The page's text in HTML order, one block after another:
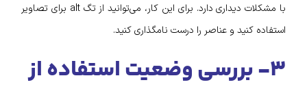
با مشکلات دیداری دارد. برای این کار، می‌توانید از تگ alt برای تصاویر
استفاده کنید و عناصر را درست نامگذاری کنید.
۳- بررسی وضعیت استفاده از